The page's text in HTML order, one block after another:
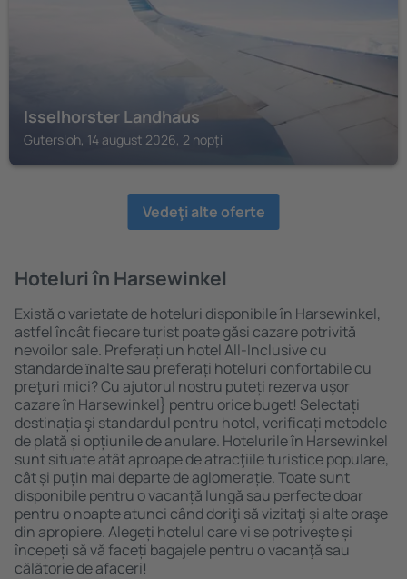
Isselhorster Landhaus
Gutersloh, 14 august 2026, 2 nopți
Vedeţi alte oferte
Hoteluri în Harsewinkel
Există o varietate de hoteluri disponibile în Harsewinkel,
astfel încât fiecare turist poate găsi cazare potrivită
nevoilor sale. Preferați un hotel All-Inclusive cu
standarde ȋnalte sau preferați hoteluri confortabile cu
preţuri mici? Cu ajutorul nostru puteți rezerva uşor
cazare în Harsewinkel} pentru orice buget! Selectați
destinația şi standardul pentru hotel, verificați metodele
de plată și opțiunile de anulare. Hotelurile în Harsewinkel
sunt situate atât aproape de atracţiile turistice populare,
cât și puțin mai departe de aglomerație. Toate sunt
disponibile pentru o vacanță lungă sau perfecte doar
pentru o noapte atunci când doriţi să vizitaţi şi alte oraşe
din apropiere. Alegeți hotelul care vi se potriveşte și
începeți să vă faceți bagajele pentru o vacanţă sau
călătorie de afaceri!